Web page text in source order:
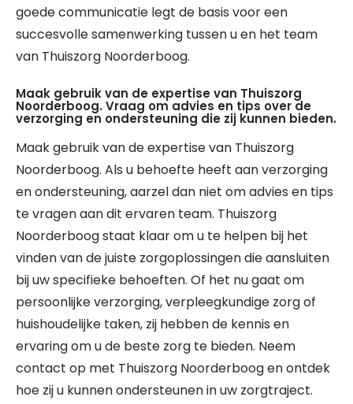
goede communicatie legt de basis voor een
succesvolle samenwerking tussen u en het team
van Thuiszorg Noorderboog.
Maak gebruik van de expertise van Thuiszorg
Noorderboog. Vraag om advies en tips over de
verzorging en ondersteuning die zij kunnen bieden.
Maak gebruik van de expertise van Thuiszorg
Noorderboog. Als u behoefte heeft aan verzorging
en ondersteuning, aarzel dan niet om advies en tips
te vragen aan dit ervaren team. Thuiszorg
Noorderboog staat klaar om u te helpen bij het
vinden van de juiste zorgoplossingen die aansluiten
bij uw specifieke behoeften. Of het nu gaat om
persoonlijke verzorging, verpleegkundige zorg of
huishoudelijke taken, zij hebben de kennis en
ervaring om u de beste zorg te bieden. Neem
contact op met Thuiszorg Noorderboog en ontdek
hoe zij u kunnen ondersteunen in uw zorgtraject.